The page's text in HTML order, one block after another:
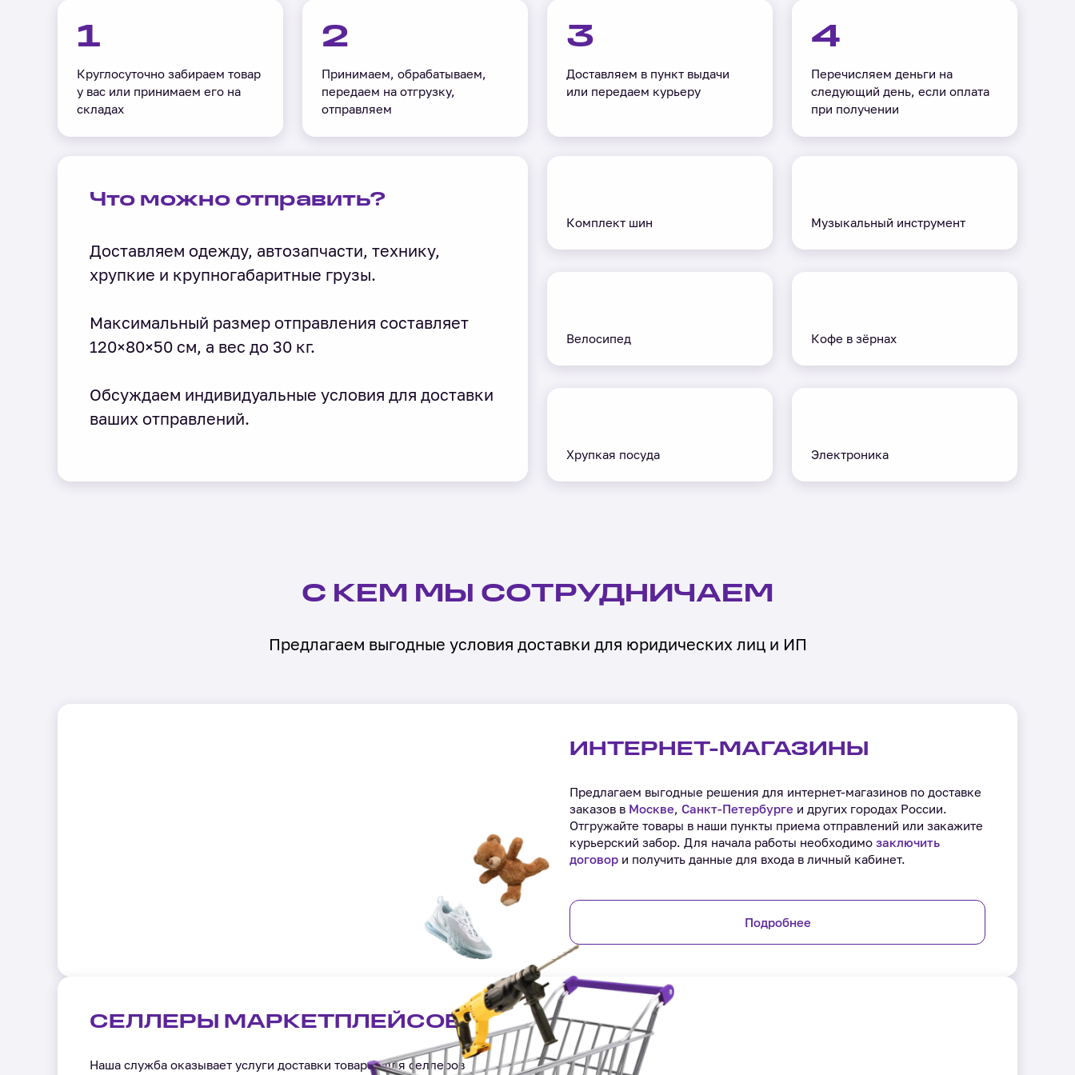
1
Круглосуточно забираем товар
у вас или принимаем его на
складах
2
Принимаем, обрабатываем,
передаем на отгрузку,
отправляем
3
Доставляем в пункт выдачи
или передаем курьеру
4
Перечисляем деньги на
следующий день, если оплата
при получении
Что можно отправить?
Доставляем одежду, автозапчасти, технику,
хрупкие и крупногабаритные грузы.
Максимальный размер отправления составляет
120×80×50 см, а вес до 30 кг.
Обсуждаем индивидуальные условия для доставки
ваших отправлений.
Комплект шин Музыкальный инструмент
Велосипед Кофе в зёрнах
Хрупкая посуда Электроника
С КЕМ МЫ СОТРУДНИЧАЕМ
Предлагаем выгодные условия доставки для юридических лиц и ИП
ИНТЕРНЕТ-МАГАЗИНЫ
Предлагаем выгодные решения для интернет-магазинов по доставке
заказов в Москве, Санкт‑Петербурге и других городах России.
Отгружайте товары в наши пункты приема отправлений или закажите
курьерский забор. Для начала работы необходимо заключить
договор и получить данные для входа в личный кабинет.
Подробнее
СЕЛЛЕРЫ МАРКЕТПЛЕЙСОВ
Наша служба оказывает услуги доставки товаров для селлеров